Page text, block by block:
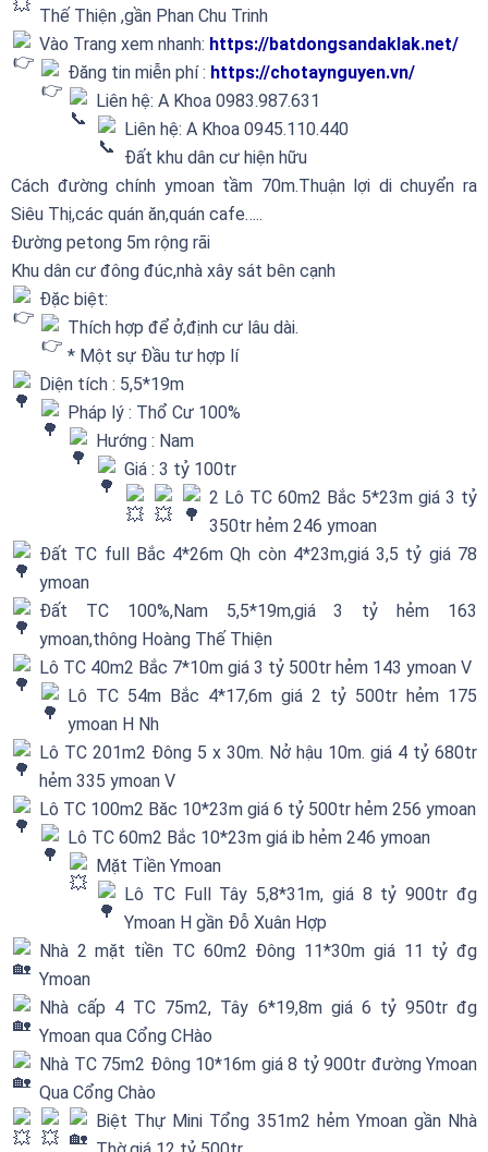
Thế Thiện ,gần Phan Chu Trinh
Vào Trang xem nhanh: https://batdongsandaklak.net/
Đăng tin miễn phí : https://chotaynguyen.vn/
Liên hệ: A Khoa 0983.987.631
Liên hệ: A Khoa 0945.110.440
Đất khu dân cư hiện hữu
Cách đường chính ymoan tầm 70m.Thuận lợi di chuyển ra
Siêu Thị,các quán ăn,quán cafe…..
Đường petong 5m rộng rãi
Khu dân cư đông đúc,nhà xây sát bên cạnh
Đặc biệt:
Thích hợp để ở,định cư lâu dài.
* Một sự Đầu tư hợp lí
Diện tích : 5,5*19m
Pháp lý : Thổ Cư 100%
Hướng : Nam
Giá : 3 tỷ 100tr
2 Lô TC 60m2 Bắc 5*23m giá 3 tỷ
350tr hẻm 246 ymoan
Đất TC full Bắc 4*26m Qh còn 4*23m,giá 3,5 tỷ giá 78
ymoan
Đất TC 100%,Nam 5,5*19m,giá 3 tỷ hẻm 163
ymoan,thông Hoàng Thế Thiện
Lô TC 40m2 Bắc 7*10m giá 3 tỷ 500tr hẻm 143 ymoan V
Lô TC 54m Bắc 4*17,6m giá 2 tỷ 500tr hẻm 175
ymoan H Nh
Lô TC 201m2 Đông 5 x 30m. Nở hậu 10m. giá 4 tỷ 680tr
hẻm 335 ymoan V
Lô TC 100m2 Băc 10*23m giá 6 tỷ 500tr hẻm 256 ymoan
Lô TC 60m2 Bắc 10*23m giá ib hẻm 246 ymoan
Mặt Tiền Ymoan
Lô TC Full Tây 5,8*31m, giá 8 tỷ 900tr đg
Ymoan H gần Đỗ Xuân Hợp
Nhà 2 mặt tiền TC 60m2 Đông 11*30m giá 11 tỷ đg
Ymoan
Nhà cấp 4 TC 75m2, Tây 6*19,8m giá 6 tỷ 950tr đg
Ymoan qua Cổng CHào
Nhà TC 75m2 Đông 10*16m giá 8 tỷ 900tr đường Ymoan
Qua Cổng Chào
Biệt Thự Mini Tổng 351m2 hẻm Ymoan gần Nhà